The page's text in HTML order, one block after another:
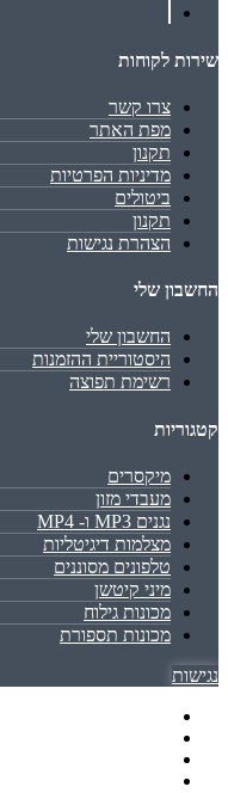
שירות לקוחות
צרו קשר
מפת האתר
תקנון
מדיניות הפרטיות
ביטולים
תקנון
הצהרת נגישות
החשבון שלי
החשבון שלי
היסטוריית ההזמנות
רשימת תפוצה
קטגוריות
מיקסרים
מעבדי מזון
נגנים MP3 ו- MP4
מצלמות דיגיטליות
טלפונים מסוננים
מיני קיטשן
מכונות גילוח
מכונות תספורת
נגישות